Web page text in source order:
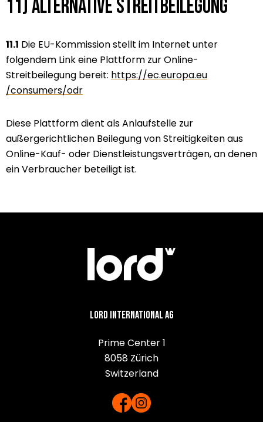
11) Alternative Streitbeilegung
11.1 Die EU-Kommission stellt im Internet unter
folgendem Link eine Plattform zur Online-
Streitbeilegung bereit: https://ec.europa.eu
/consumers/odr
Diese Plattform dient als Anlaufstelle zur
außergerichtlichen Beilegung von Streitigkeiten aus
Online-Kauf- oder Dienstleistungsverträgen, an denen
ein Verbraucher beteiligt ist.
Lord International AG
Prime Center 1
8058 Zürich
Switzerland